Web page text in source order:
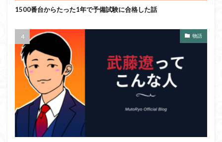
1500番台からたった1年で予備試験に合格した話
物語